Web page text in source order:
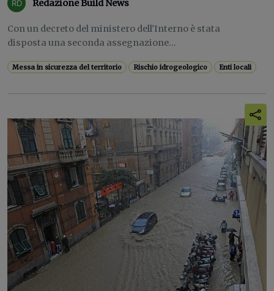
Redazione Build News
Con un decreto del ministero dell'Interno è stata
disposta una seconda assegnazione...
Messa in sicurezza del territorio Rischio idrogeologico Enti locali